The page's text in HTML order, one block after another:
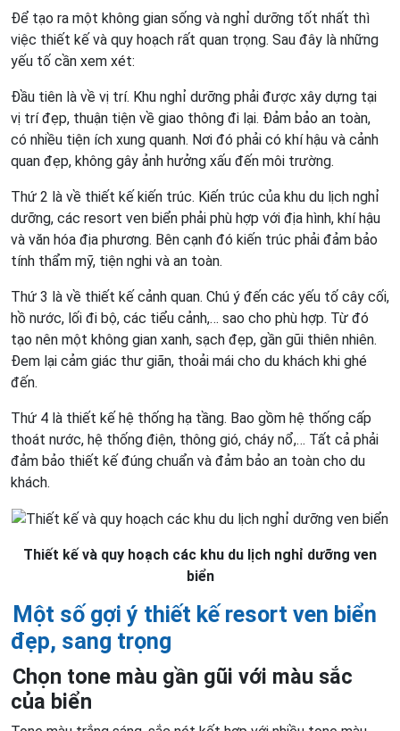
Để tạo ra một không gian sống và nghỉ dưỡng tốt nhất thì
việc thiết kế và quy hoạch rất quan trọng. Sau đây là những
yếu tố cần xem xét:
Đầu tiên là về vị trí. Khu nghỉ dưỡng phải được xây dựng tại
vị trí đẹp, thuận tiện về giao thông đi lại. Đảm bảo an toàn,
có nhiều tiện ích xung quanh. Nơi đó phải có khí hậu và cảnh
quan đẹp, không gây ảnh hưởng xấu đến môi trường.
Thứ 2 là về thiết kế kiến trúc. Kiến trúc của khu du lịch nghỉ
dưỡng, các resort ven biển phải phù hợp với địa hình, khí hậu
và văn hóa địa phương. Bên cạnh đó kiến trúc phải đảm bảo
tính thẩm mỹ, tiện nghi và an toàn.
Thứ 3 là về thiết kế cảnh quan. Chú ý đến các yếu tố cây cối,
hồ nước, lối đi bộ, các tiểu cảnh,… sao cho phù hợp. Từ đó
tạo nên một không gian xanh, sạch đẹp, gần gũi thiên nhiên.
Đem lại cảm giác thư giãn, thoải mái cho du khách khi ghé
đến.
Thứ 4 là thiết kế hệ thống hạ tầng. Bao gồm hệ thống cấp
thoát nước, hệ thống điện, thông gió, cháy nổ,… Tất cả phải
đảm bảo thiết kế đúng chuẩn và đảm bảo an toàn cho du
khách.
Thiết kế và quy hoạch các khu du lịch nghỉ dưỡng ven
biển
Một số gợi ý thiết kế resort ven biển
đẹp, sang trọng
Chọn tone màu gần gũi với màu sắc
của biển